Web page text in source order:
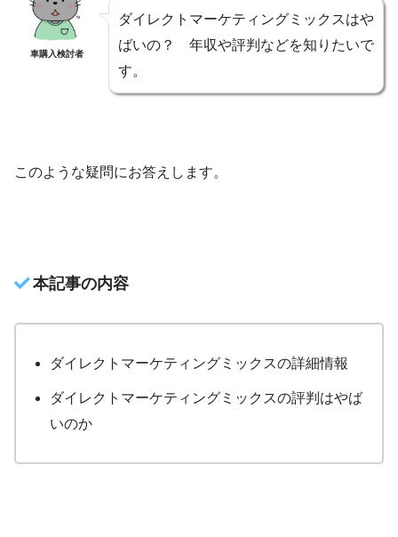
車購入検討者
ダイレクトマーケティングミックスはや
ばいの？ 年収や評判などを知りたいで
す。
このような疑問にお答えします。
本記事の内容
ダイレクトマーケティングミックスの詳細情報
ダイレクトマーケティングミックスの評判はやば
いのか